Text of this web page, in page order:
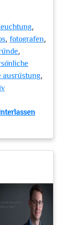
,
, fotografen,
,
ausrüstung,